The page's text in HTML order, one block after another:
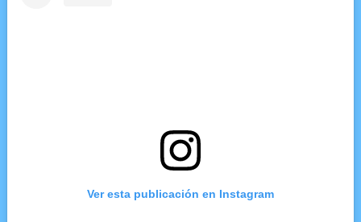
Ver esta publicación en Instagram